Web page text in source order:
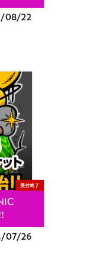
08/22
受付終了
07/26